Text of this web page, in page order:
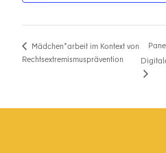
Mädchen*arbeit im Kontext von
Rechtsextremismusprävention